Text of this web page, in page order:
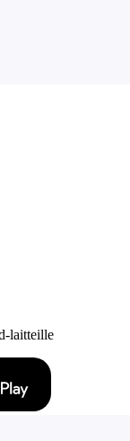
laitteille